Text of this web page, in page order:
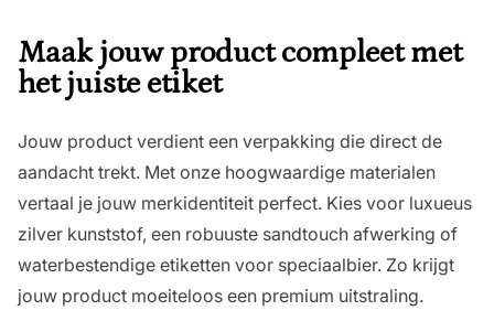
Maak jouw product compleet met
het juiste etiket
Jouw product verdient een verpakking die direct de
aandacht trekt. Met onze hoogwaardige materialen
vertaal je jouw merkidentiteit perfect. Kies voor luxueus
zilver kunststof, een robuuste sandtouch afwerking of
waterbestendige etiketten voor speciaalbier. Zo krijgt
jouw product moeiteloos een premium uitstraling.